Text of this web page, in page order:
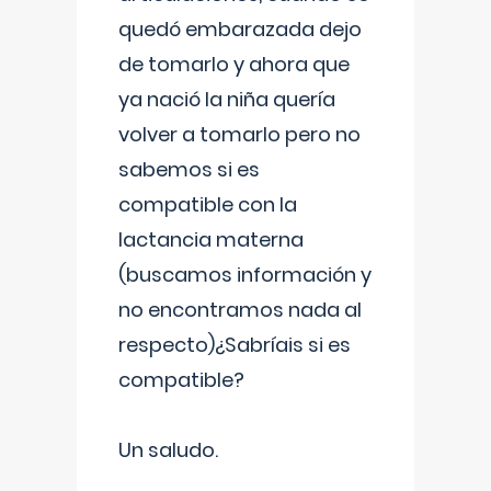
quedó embarazada dejo
de tomarlo y ahora que
ya nació la niña quería
volver a tomarlo pero no
sabemos si es
compatible con la
lactancia materna
(buscamos información y
no encontramos nada al
respecto)¿Sabríais si es
compatible?
Un saludo.